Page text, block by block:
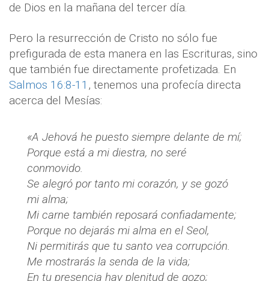
de Dios en la mañana del tercer día.
Pero la resurrección de Cristo no sólo fue
prefigurada de esta manera en las Escrituras, sino
que también fue directamente profetizada. En
Salmos 16:8-11 , tenemos una profecía directa
acerca del Mesías:
«A Jehová he puesto siempre delante de mí;
Porque está a mi diestra, no seré
conmovido.
Se alegró por tanto mi corazón, y se gozó
mi alma;
Mi carne también reposará confiadamente;
Porque no dejarás mi alma en el Seol,
Ni permitirás que tu santo vea corrupción.
Me mostrarás la senda de la vida;
En tu presencia hay plenitud de gozo;